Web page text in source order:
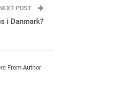
POST
i Danmark?
From Author